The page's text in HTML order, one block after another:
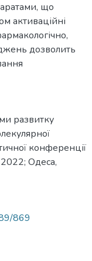
що
активаційні
дозволить
развитку
конференції
Одеса,
869